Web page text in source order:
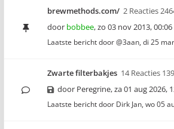
brewmethods.com/ 2 Reacties
door bobbee,zo 03 nov 2013, 00:06
Laatste bericht door@3aan, di 25
Zwarte filterbakjes 14 Reacties
door Peregrine,za 01 aug 2026,
Laatste bericht door Dirk Jan, wo 05